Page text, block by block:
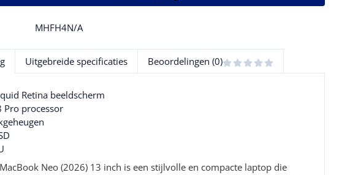
MHFH4N/A
Uitgebreide specificaties Beoordelingen (0)
Retina beeldscherm
Pro processor
Neo (2026) 13 inch is een stijlvolle en compacte laptop die